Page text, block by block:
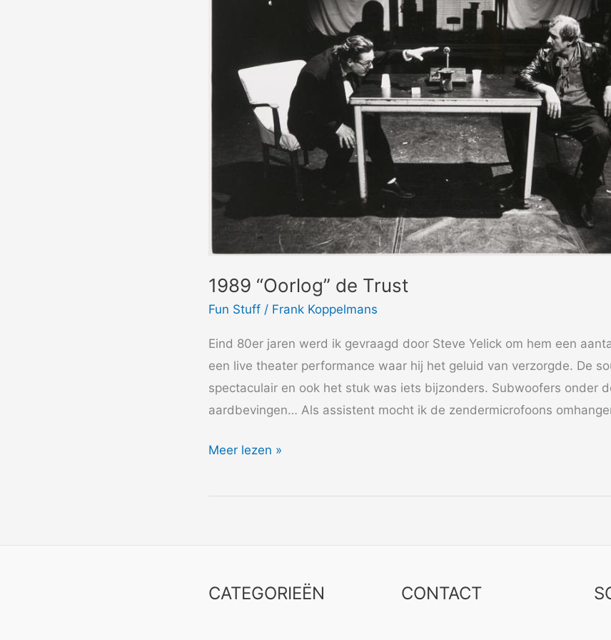
1989 “Oorlog” de Trust
Fun Stuff / Frank Koppelmans
Eind 80er jaren werd ik gevraagd door Steve Yelick om hem een
een live theater performance waar hij het geluid van verzorgde. De
spectaculair en ook het stuk was iets bijzonders. Subwoofers onder
aardbevingen… Als assistent mocht ik de zendermicrofoons
1989
de
Meer lezen »
CATEGORIEËN CONTACT